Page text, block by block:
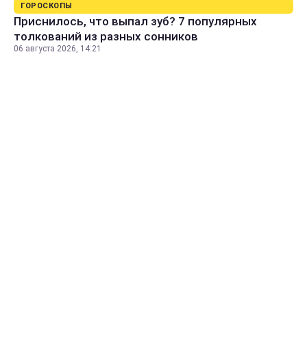
ГОРОСКОПЫ
Приснилось, что выпал зуб? 7 популярных
толкований из разных сонников
06 августа 2026, 14:21